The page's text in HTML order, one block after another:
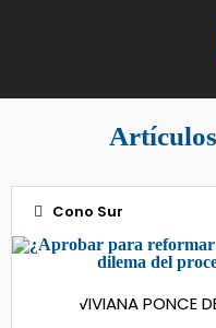
Cono Sur
18
VIVIANA PONCE